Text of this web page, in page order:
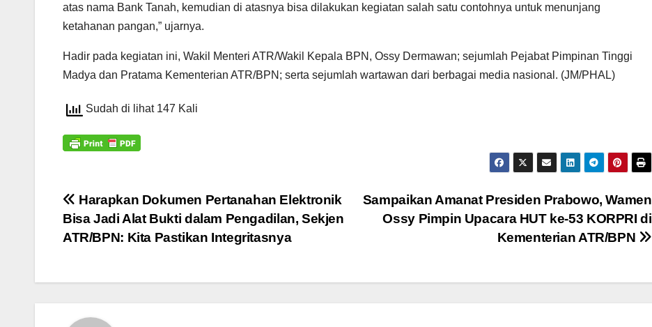
atas nama Bank Tanah, kemudian di atasnya bisa dilakukan kegiatan salah satu contohnya untuk menunjang
ketahanan pangan,” ujarnya.
Hadir pada kegiatan ini, Wakil Menteri ATR/Wakil Kepala BPN, Ossy Dermawan; sejumlah Pejabat Pimpinan Tinggi
Madya dan Pratama Kementerian ATR/BPN; serta sejumlah wartawan dari berbagai media nasional. (JM/PHAL)
Sudah di lihat 147 Kali
Navigasi
pos
Sampaikan Amanat Presiden Prabowo, Wamen
Ossy Pimpin Upacara HUT ke-53 KORPRI di
Kementerian ATR/BPN
Harapkan Dokumen Pertanahan Elektronik
Bisa Jadi Alat Bukti dalam Pengadilan, Sekjen
ATR/BPN: Kita Pastikan Integritasnya